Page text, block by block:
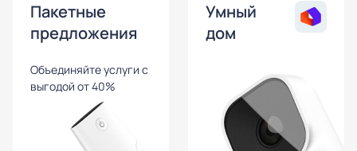
Пакетные
предложения
Объединяйте услуги с
выгодой от 40%
Умный
дом